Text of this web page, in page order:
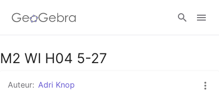
Google Classroom
GeoGebra Klaslokaal
M2 WI H04 5-27
Auteur: Adri Knop